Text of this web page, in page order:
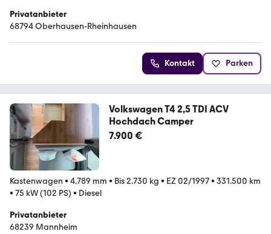
Privatanbieter
68794 Oberhausen-Rheinhausen
Kontakt Parken
Volkswagen T4 2,5 TDI ACV
Hochdach Camper
7.900 €
Kastenwagen • 4.789 mm • Bis 2.730 kg • EZ 02/1997• 331.500 km
• 75 kW (102 PS) • Diesel
Privatanbieter
68239 Mannheim